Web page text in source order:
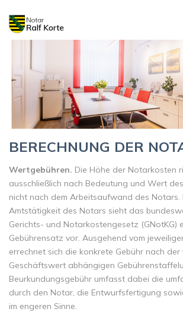
BERECHNUNG DER
Wertgebühren. Die Höhe der Notarkosten
ausschließlich nach Bedeutung und Wert
nicht nach dem Arbeitsaufwand des Notars.
Amtstätigkeit des Notars sieht das
Gerichts- und Notarkostengesetz (GNotKG)
Gebührensatz vor. Ausgehend vom
errechnet sich die konkrete Gebühr nach der
Geschäftswert abhängigen
Beurkundungsgebühr umfasst dabei die
durch den Notar, die Entwurfsfertigung
im engeren Sinne.